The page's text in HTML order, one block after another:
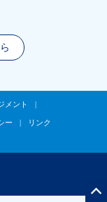
メント
ー リンク